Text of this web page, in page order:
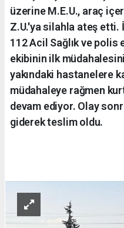
üzerine M.E.U., araç
Z.U.'ya silahla ateş etti.
112 Acil Sağlık ve polis
ekibinin ilk
yakındaki hastanelere
müdahaleye rağmen
devam ediyor. Olay
giderek teslim oldu.